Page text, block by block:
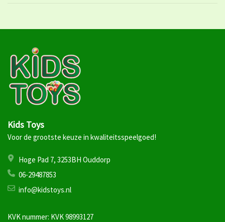
Kids Toys
Voor de grootste keuze in kwaliteitsspeelgoed!
Hoge Pad 7, 3253BH Ouddorp
06-29487853
info@kidstoys.nl
KVK nummer: KVK 98993127